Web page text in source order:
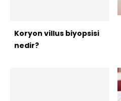
Koryon villus biyopsisi
nedir?